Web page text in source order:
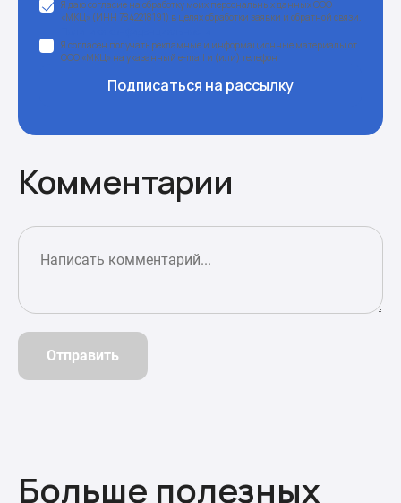
Я даю согласие на обработку моих персональных данных ООО
«МКЦ» (ИНН 7842218191) в целях обработки заявки и обратной связи.
Я согласен получать рекламные и информационные материалы от
ООО «МКЦ» на указанный e-mail и (или) телефон
Подписаться на рассылку
Комментарии
Отправить
Больше полезных